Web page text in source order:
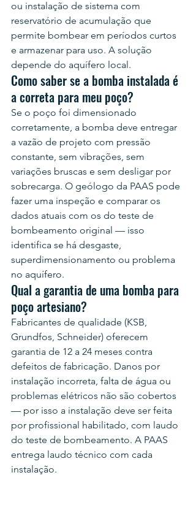
ou instalação de sistema com
reservatório de acumulação que
permite bombear em períodos curtos
e armazenar para uso. A solução
depende do aquífero local.
Como saber se a bomba instalada é
a correta para meu poço?
Se o poço foi dimensionado
corretamente, a bomba deve entregar
a vazão de projeto com pressão
constante, sem vibrações, sem
variações bruscas e sem desligar por
sobrecarga. O geólogo da PAAS pode
fazer uma inspeção e comparar os
dados atuais com os do teste de
bombeamento original — isso
identifica se há desgaste,
superdimensionamento ou problema
no aquífero.
Qual a garantia de uma bomba para
poço artesiano?
Fabricantes de qualidade (KSB,
Grundfos, Schneider) oferecem
garantia de 12 a 24 meses contra
defeitos de fabricação. Danos por
instalação incorreta, falta de água ou
problemas elétricos não são cobertos
— por isso a instalação deve ser feita
por profissional habilitado, com laudo
do teste de bombeamento. A PAAS
entrega laudo técnico com cada
instalação.